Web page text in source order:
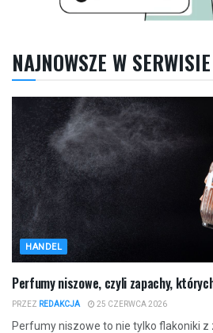
NAJNOWSZE W SERWISIE
HANDEL
Perfumy niszowe, czyli zapachy,
PRZEZ REDAKCJA 25 CZERWCA 2026
Perfumy niszowe to nie tylko flakoniki